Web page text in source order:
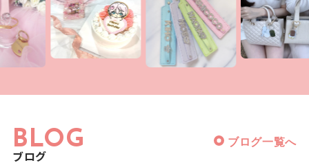
BLOG
ブログ
ブログ一覧へ